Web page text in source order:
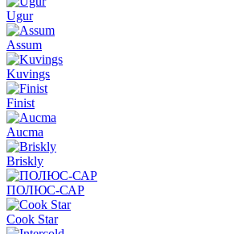
Ugur
Assum
Kuvings
Finist
Aucma
Briskly
ПОЛЮС-САР
Cook Star